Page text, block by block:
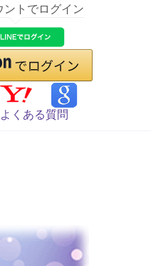
ントでログイン
よくある質問